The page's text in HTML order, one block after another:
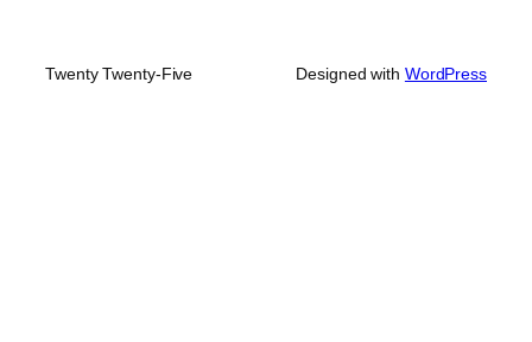
Twenty Twenty-Five Designed with WordPress